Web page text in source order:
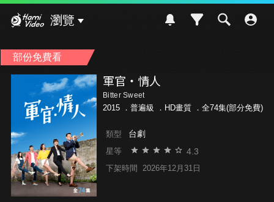
瀏覽
部份免費看
軍官‧情人
Bitter Sweet
2015 ． 普遍級 ．HD畫質 ．全74集(部分免費)
類型 台劇
星等 4.3
下架時間 2026年12月31日